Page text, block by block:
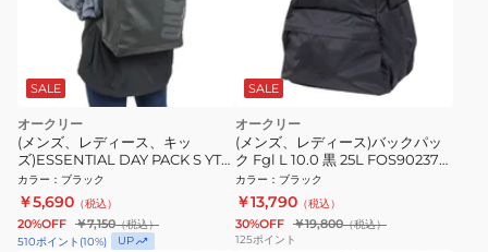
SALE
オークリー
(メンズ、レディース、キッ
ズ)ESSENTIAL DAY PACK S YTR
FOS901424-02E リュック 15L
カラー ： ブラック
￥5,690 （税込）
20%OFF ￥7,150（税込）
510ポイント (10%) UP
SALE
オークリー
(メンズ、レディース)バックパッ
ク Fgl L 10.0 黒 25L FOS902373-
01N リュック デイバッグ 撥水 通
勤 通学
カラー ： ブラック
￥13,790 （税込）
30%OFF ￥19,800（税込）
125ポイント